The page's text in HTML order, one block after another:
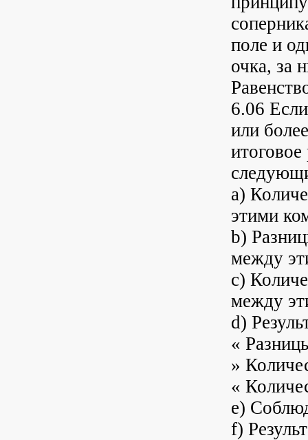
поле и
очка, за
6.06
или
итоговое
a)
этими
b)
между
c)
между
d)
«
»
«
e)
f)